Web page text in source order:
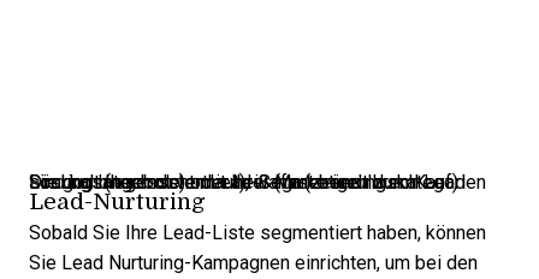
Die grundlegendsten Lead-Segmentierungskategorien sind kalt (noch nicht mit Ihrer Marke und Ihrem Lösungsangebot vertraut), warm (zeigen durch Lead Scoring Interesse) oder heiß (fast bereit zum Kauf).
Lead-Nurturing
Sobald Sie Ihre Lead-Liste segmentiert haben, können
Sie Lead Nurturing-Kampagnen einrichten, um bei den